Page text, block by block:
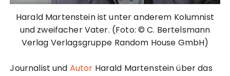
Harald Martenstein ist unter anderem Kolumnist
und zweifacher Vater. (Foto: © C. Bertelsmann
Verlag Verlagsgruppe Random House GmbH)
Journalist und Autor Harald Martenstein über das